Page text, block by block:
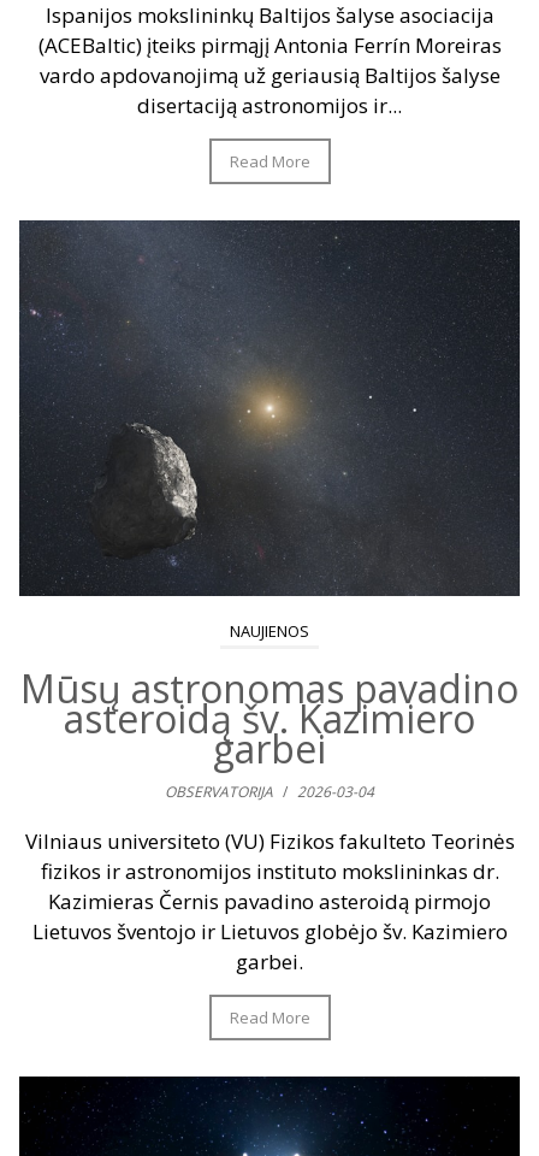
Ispanijos mokslininkų Baltijos šalyse asociacija
(ACEBaltic) įteiks pirmąjį Antonia Ferrín Moreiras
vardo apdovanojimą už geriausią Baltijos šalyse
disertaciją astronomijos ir...
Read More
NAUJIENOS
Mūsų astronomas pavadino
asteroidą šv. Kazimiero
garbei
OBSERVATORIJA / 2026-03-04
Vilniaus universiteto (VU) Fizikos fakulteto Teorinės
fizikos ir astronomijos instituto mokslininkas dr.
Kazimieras Černis pavadino asteroidą pirmojo
Lietuvos šventojo ir Lietuvos globėjo šv. Kazimiero
garbei.
Read More